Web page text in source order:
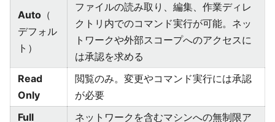
Auto （
デフォル
ト）
ファイルの読み取り、編集、作業ディレ
クトリ内でのコマンド実行が可能。ネッ
トワークや外部スコープへのアクセスに
は承認を求める
Read
Only
閲覧のみ。変更やコマンド実行には承認
が必要
Full
ネットワークを含むマシンへの無制限ア